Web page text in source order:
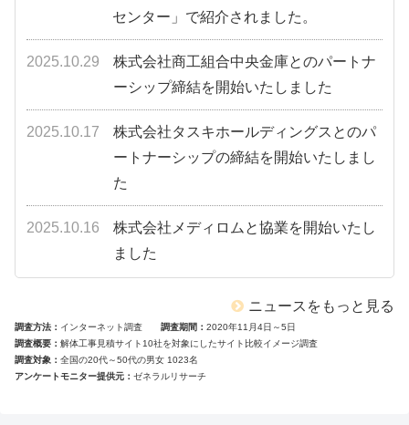
センター」で紹介されました。
2025.10.29
株式会社商工組合中央金庫とのパートナ
ーシップ締結を開始いたしました
2025.10.17
株式会社タスキホールディングスとのパ
ートナーシップの締結を開始いたしまし
た
2025.10.16
株式会社メディロムと協業を開始いたし
ました
ニュースをもっと見る
調査方法 インターネット調査 調査期間
2020年11月4日～5日
調査概要
解体工事見積サイト10社を対象にしたサイト比較イメージ調査
調査対象
全国の20代～50代の男女 1023名
アンケートモニター提供元
ゼネラルリサーチ